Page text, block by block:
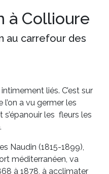
à Collioure
au carrefour des
liés. C’est sur
a vu germer les
les ­ fleurs les
Naudin (1815-1899),
méditerranéen, va
à 1878, à acclimater